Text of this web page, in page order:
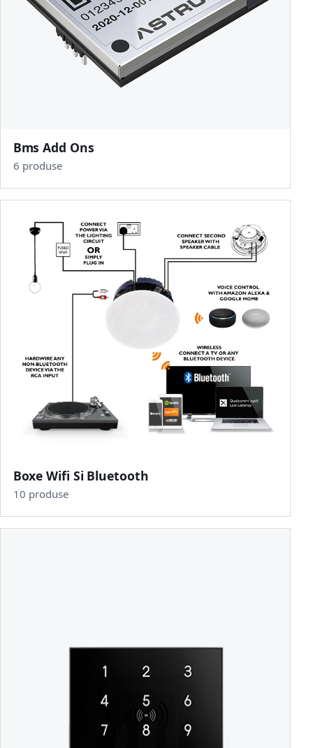
Bms Add Ons
6 produse
Boxe Wifi Si Bluetooth
10 produse